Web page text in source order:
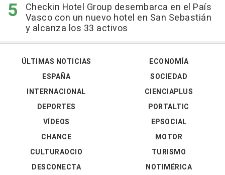
Checkin Hotel Group desembarca en el País
Vasco con un nuevo hotel en San Sebastián
y alcanza los 33 activos
ÚLTIMAS NOTICIAS
ESPAÑA
INTERNACIONAL
DEPORTES
VÍDEOS
ECONOMÍA
SOCIEDAD
CIENCIAPLUS
PORTALTIC
EPSOCIAL
CHANCE
CULTURAOCIO
DESCONECTA
MOTOR
TURISMO
NOTIMÉRICA